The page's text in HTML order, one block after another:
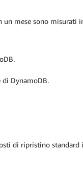
mese sono misurati
di DynamoDB.
di ripristino